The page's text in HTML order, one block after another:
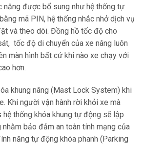
năng được bổ sung như hệ thống tự
mã PIN, hệ thống nhắc nhở dịch vụ
và theo dõi. Đồng hồ tốc độ cho
tốc độ di chuyển của xe nâng luôn
màn hình bất cứ khi nào xe chạy với
hơn.
khung nâng (Mast Lock System) khi
Khi người vận hành rời khỏi xe mà
hệ thống khóa khung tự động sẽ lập
nhằm bảo đảm an toàn tính mạng của
năng tự động khóa phanh (Parking